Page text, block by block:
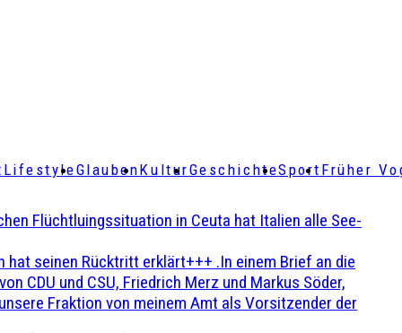
LifestyleGlaubenKulturGeschichteSport Früher
Flüchtluingssituation in Ceuta hat Italien alle See-
hat seinen Rücktritt erklärt+++ .In einem Brief an die
CDU und CSU, Friedrich Merz und Markus Söder,
Fraktion von meinem Amt als Vorsitzender der